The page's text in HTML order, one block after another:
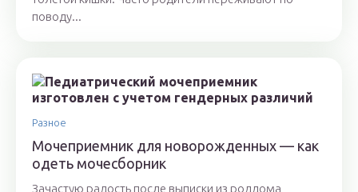
поводу...
Разное
Мочеприемник для новорожденных — как
одеть мочесборник
Зачастую радость после выписки из роддома